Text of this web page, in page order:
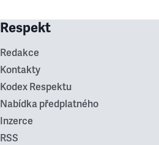
Respekt
Redakce
Kontakty
Kodex Respektu
Nabídka předplatného
Inzerce
RSS